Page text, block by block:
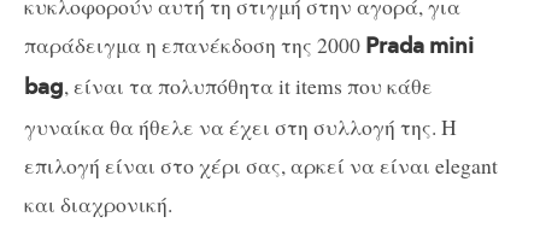
παράδειγμα η επανέκδοση της 2000 Prada mini
bag, είναι τα πολυπόθητα it items που κάθε
γυναίκα θα ήθελε να έχει στη συλλογή της. Η
επιλογή είναι στο χέρι σας, αρκεί να είναι elegant
και διαχρονική.